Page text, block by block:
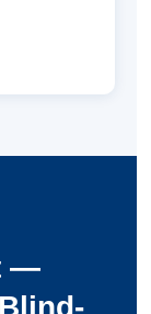
—
Blind­